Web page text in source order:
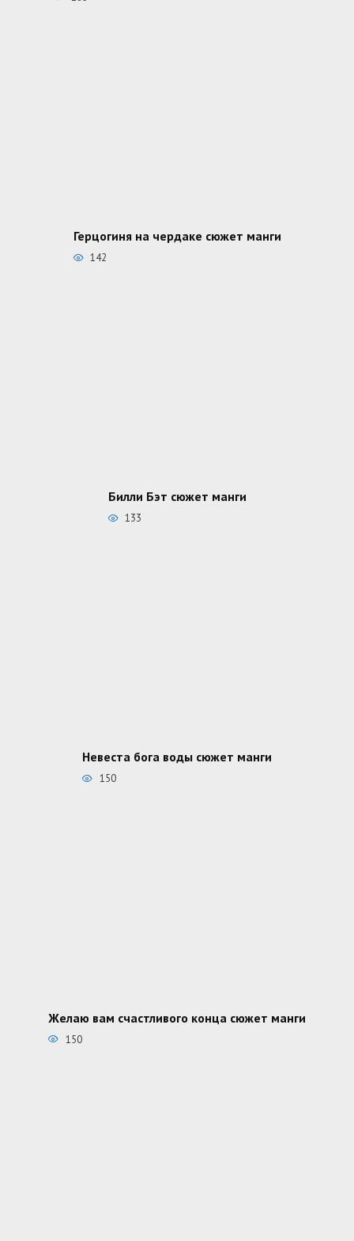
Герцогиня на чердаке сюжет манги
142
Билли Бэт сюжет манги
133
Невеста бога воды сюжет манги
150
Желаю вам счастливого конца сюжет манги
150